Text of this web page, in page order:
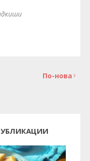
По-нова